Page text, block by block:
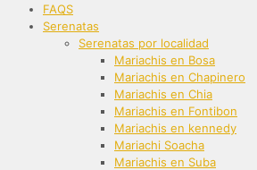
FAQS
Serenatas
Serenatas por localidad
Mariachis en Bosa
Mariachis en Chapinero
Mariachis en Chia
Mariachis en Fontibon
Mariachis en kennedy
Mariachi Soacha
Mariachis en Suba